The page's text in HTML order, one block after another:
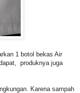
1 botol bekas Air
produknya juga
Karena sampah